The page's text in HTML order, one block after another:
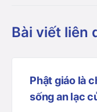
Bài viết liên
Phật giáo là
sống an lạc